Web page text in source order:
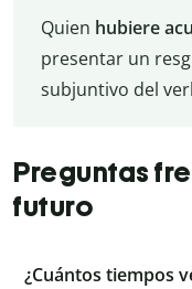
Quien hubiere
presentar un
subjuntivo del
Preguntas
futuro
¿Cuántos tiempos